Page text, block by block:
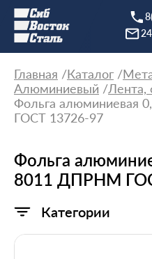
Главная Каталог
Алюминиевый
Лента,
Фольга алюминиевая
ГОСТ 13726-97
Фольга
8011 ДПРНМ
Категории